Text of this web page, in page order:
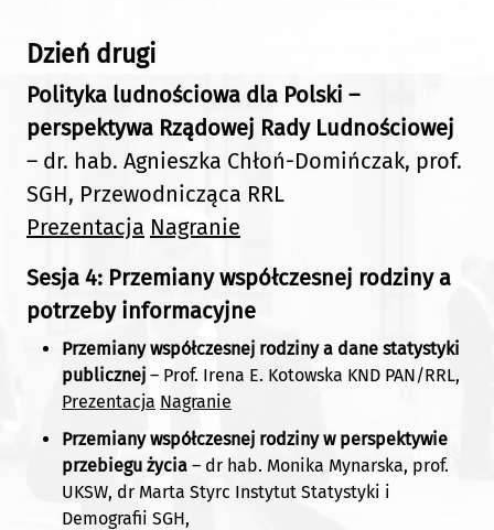
Dzień drugi
Polityka ludnościowa dla Polski –
perspektywa Rządowej Rady Ludnościowej
– dr. hab. Agnieszka Chłoń-Domińczak, prof.
SGH, Przewodnicząca RRL
Prezentacja Nagranie
Sesja 4: Przemiany współczesnej rodziny a
potrzeby informacyjne
Przemiany współczesnej rodziny a dane statystyki
publicznej – Prof. Irena E. Kotowska KND PAN/RRL,
Prezentacja Nagranie
Przemiany współczesnej rodziny w perspektywie
przebiegu życia – dr hab. Monika Mynarska, prof.
UKSW, dr Marta Styrc Instytut Statystyki i
Demografii SGH,